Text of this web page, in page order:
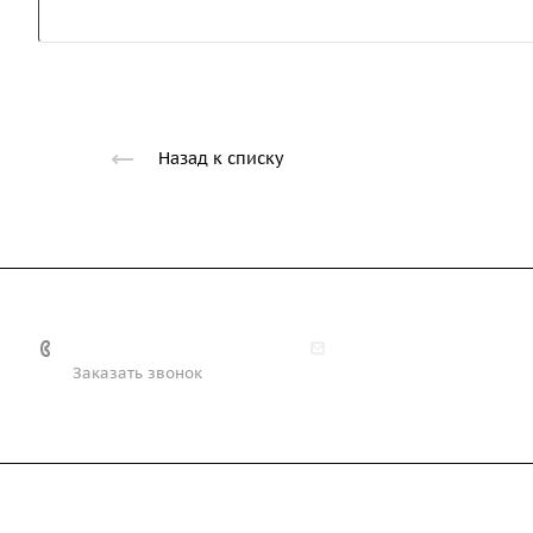
Назад к списку
Заказать звонок